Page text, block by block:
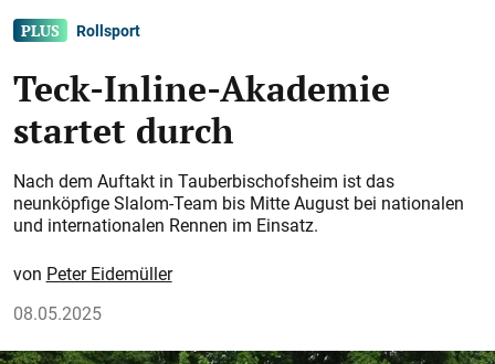
Rollsport
Teck-Inline-Akademie
startet durch
Nach dem Auftakt in Tauberbischofsheim ist das
neunköpfige Slalom-Team bis Mitte August bei nationalen
und internationalen Rennen im Einsatz.
Peter Eidemüller
08.05.2025